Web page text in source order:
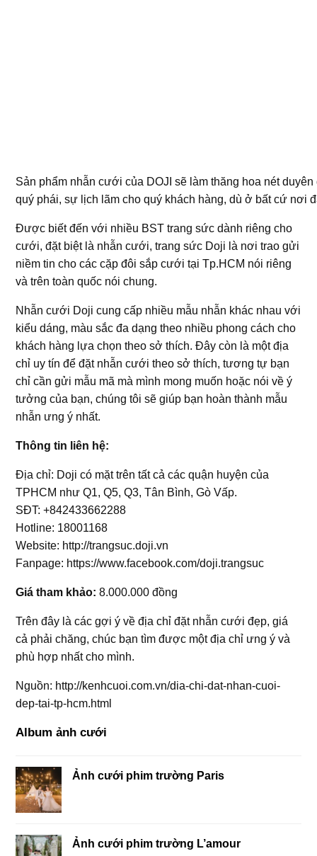
Sản phẩm nhẫn cưới của DOJI sẽ làm thăng hoa nét duyên
quý phái, sự lịch lãm cho quý khách hàng, dù ở bất cứ nơi
Được biết đến với nhiều BST trang sức dành riêng cho
cưới, đặt biệt là nhẫn cưới, trang sức Doji là nơi trao gửi
niềm tin cho các cặp đôi sắp cưới tại Tp.HCM nói riêng
và trên toàn quốc nói chung.
Nhẫn cưới Doji cung cấp nhiều mẫu nhẫn khác nhau với
kiểu dáng, màu sắc đa dạng theo nhiều phong cách cho
khách hàng lựa chọn theo sở thích. Đây còn là một địa
chỉ uy tín để đặt nhẫn cưới theo sở thích, tương tự bạn
chỉ cần gửi mẫu mã mà mình mong muốn hoặc nói về ý
tưởng của bạn, chúng tôi sẽ giúp bạn hoàn thành mẫu
nhẫn ưng ý nhất.
Thông tin liên hệ:
Địa chỉ: Doji có mặt trên tất cả các quận huyện của
TPHCM như Q1, Q5, Q3, Tân Bình, Gò Vấp.
SĐT: +842433662288
Hotline: 18001168
Website: http://trangsuc.doji.vn
Fanpage: https://www.facebook.com/doji.trangsuc
Giá tham khảo: 8.000.000 đồng
Trên đây là các gợi ý về địa chỉ đặt nhẫn cưới đẹp, giá
cả phải chăng, chúc bạn tìm được một địa chỉ ưng ý và
phù hợp nhất cho mình.
Nguồn: http://kenhcuoi.com.vn/dia-chi-dat-nhan-cuoi-
dep-tai-tp-hcm.html
Album ảnh cưới
Ảnh cưới phim trường Paris
Ảnh cưới phim trường L’amour